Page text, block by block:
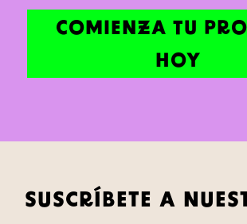
COMIENZA TU
HOY
SUSCRÍBETE A